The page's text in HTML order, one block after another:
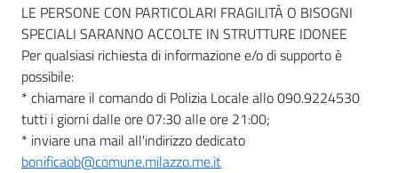
LE PERSONE CON PARTICOLARI FRAGILITÀ O BISOGNI
SPECIALI SARANNO ACCOLTE IN STRUTTURE IDONEE
Per qualsiasi richiesta di informazione e/o di supporto è
possibile:
* chiamare il comando di Polizia Locale allo 090.9224530
tutti i giorni dalle ore 07:30 alle ore 21:00;
* inviare una mail all'indirizzo dedicato
bonificaob@comune.milazzo.me.it